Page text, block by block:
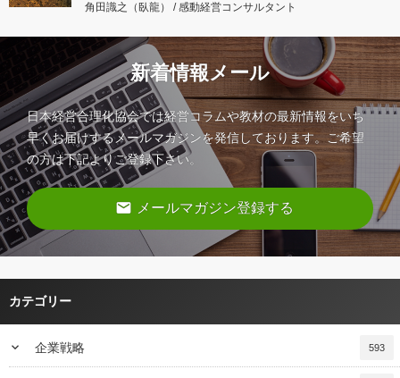
角田識之（臥龍） / 感動経営コンサルタント
新着情報メール
日本経営合理化協会では経営コラムや教材の最新情報をいち
早くお届けするメールマガジンを発信しております。ご希望
の方は下記よりご登録下さい。
email メールマガジン登録する
カテゴリー
keyboard_arrow_down 企業戦略 593